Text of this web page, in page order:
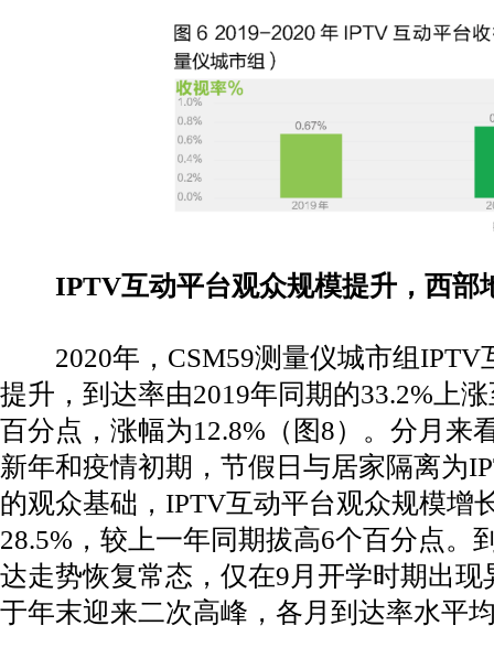
IPTV互动平台观众规模提升，西部
2020年，CSM59测量仪城市组IPTV
提升，到达率由2019年同期的33.2%上
百分点，涨幅为12.8%（图8）。分月来
新年和疫情初期，节假日与居家隔离为
的观众基础，IPTV互动平台观众规模增
28.5%，较上一年同期拔高6个百分点。
达走势恢复常态，仅在9月开学时期出
于年末迎来二次高峰，各月到达率水平